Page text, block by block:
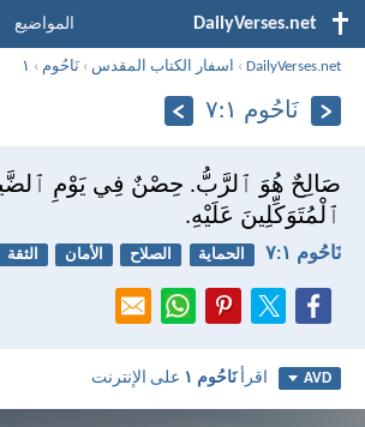
DailyVerses.net المواضيع
DailyVerses.net
› اسفار الكتاب المقدس ›نَاحُوم › ١
نَاحُوم ١:‏٧
صَالِحٌ هُوَ ٱلرَّبُّ. حِصْنٌ فِي يَوْمِ
ٱلْمُتَوَكِّلِينَ عَلَيْهِ.
نَاحُوم ١:‏٧ الحماية الصلاح الأمان الثقة
AVD اقرأنَاحُوم ١ على الإنترنت